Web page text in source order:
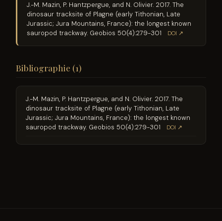
J.-M. Mazin, P. Hantzpergue, and N. Olivier. 2017. The
dinosaur tracksite of Plagne (early Tithonian, Late
Jurassic; Jura Mountains, France): the longest known
sauropod trackway. Geobios 50(4):279-301
DOI ↗
Bibliographie (1)
J.-M. Mazin, P. Hantzpergue, and N. Olivier. 2017. The
dinosaur tracksite of Plagne (early Tithonian, Late
Jurassic; Jura Mountains, France): the longest known
sauropod trackway. Geobios 50(4):279-301
DOI ↗